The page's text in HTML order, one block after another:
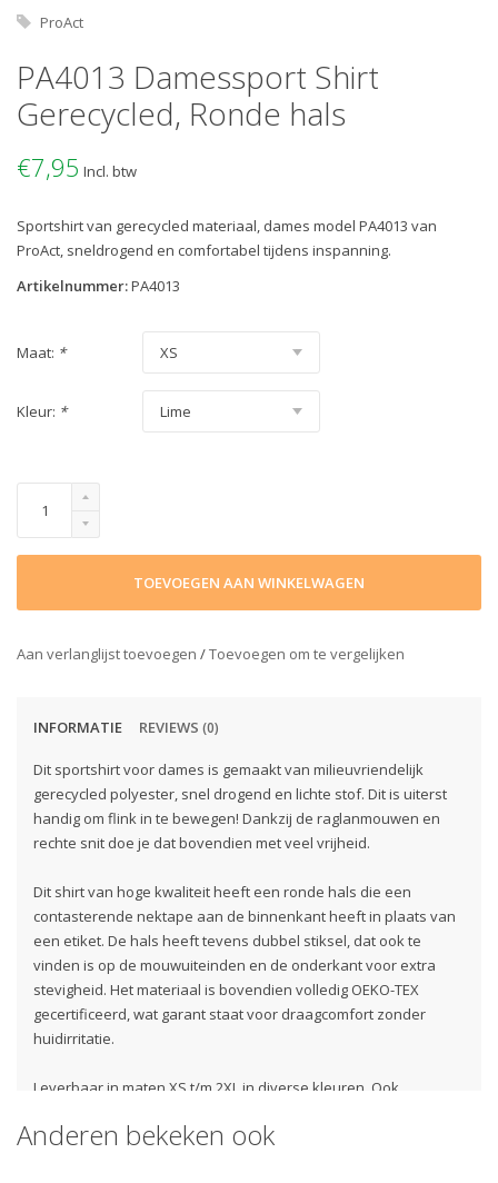
ProAct
PA4013 Damessport Shirt
Gerecycled, Ronde hals
€7,95 Incl. btw
Sportshirt van gerecycled materiaal, dames model PA4013 van
ProAct, sneldrogend en comfortabel tijdens inspanning.
Artikelnummer:PA4013
Maat: *
Kleur: *
TOEVOEGEN AAN WINKELWAGEN
Aan verlanglijst toevoegen /Toevoegen om te vergelijken
INFORMATIE REVIEWS (0)
Dit sportshirt voor dames is gemaakt van milieuvriendelijk
gerecycled polyester, snel drogend en lichte stof. Dit is uiterst
handig om flink in te bewegen! Dankzij de raglanmouwen en
rechte snit doe je dat bovendien met veel vrijheid.
Dit shirt van hoge kwaliteit heeft een ronde hals die een
contasterende nektape aan de binnenkant heeft in plaats van
een etiket. De hals heeft tevens dubbel stiksel, dat ook te
vinden is op de mouwuiteinden en de onderkant voor extra
stevigheid. Het materiaal is bovendien volledig OEKO-TEX
gecertificeerd, wat garant staat voor draagcomfort zonder
huidirritatie.
Leverbaar in maten XS t/m 2XL in diverse kleuren. Ook
Anderen bekeken ook